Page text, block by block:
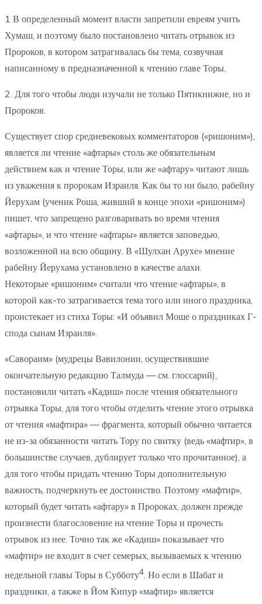
1 В определенный момент власти запретили евреям учить
Хумаш, и поэтому было постановлено читать отрывок из
Пророков, в котором затрагивалась бы тема, созвучная
написанному в предназначенной к чтению главе Торы.
2. Для того чтобы люди изучали не только Пятикнижие, но и
Пророков.
Существует спор средневековых комментаторов («ришоним»),
является ли чтение «афтары» столь же обязательным
действием как и чтение Торы, или же «афтару» читают лишь
из уважения к пророкам Израиля. Как бы то ни было, рабейну
Йерухам (ученик Роша, живший в конце эпохи «ришоним»)
пишет, что запрещено разговаривать во время чтения
«афтары», и что чтение «афтары» является заповедью,
возложенной на всю общину. В «Шулхан Арухе» мнение
рабейну Йерухама установлено в качестве алахи.
Некоторые «ришоним» считали что чтение «афтары», в
которой как-то затрагивается тема того или иного праздника,
проистекает из стиха Торы: «И объявил Моше о праздниках Г-
спода сынам Израиля».
«Савораим» (мудрецы Вавилонии, осуществившие
окончательную редакцию Талмуда — см. глоссарий),
постановили читать «Кадиш» после чтения обязательного
отрывка Торы, для того чтобы отделить чтение этого отрывка
от чтения «мафтира» — фрагмента, который обычно читается
не из-за обязанности читать Тору по свитку (ведь «мафтир», в
большинстве случаев, дублирует только что прочитанное), а
для того чтобы придать чтению Торы дополнительную
важность, подчеркнуть ее достоинство. Поэтому «мафтир»,
который будет читать «афтару» в Пророках, должен прежде
произнести благословение на чтение Торы и прочесть
отрывок из нее. Точно так же «Кадиш» показывает что
«мафтир» не входит в счет семерых, вызываемых к чтению
недельной главы Торы в Субботу4. Но если в Шабат и
праздники, а также в Йом Кипур «мафтир» является